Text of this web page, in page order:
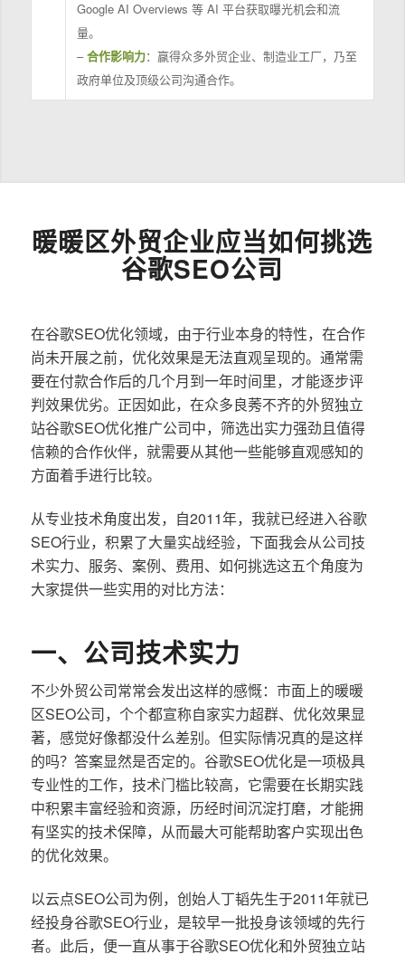
Google AI Overviews 等 AI 平台获取曝光机会和流
量。
–合作影响力：赢得众多外贸企业、制造业工厂，乃至
政府单位及顶级公司沟通合作。
暖暖区外贸企业应当如何挑选
谷歌SEO公司
在谷歌SEO优化领域，由于行业本身的特性，在合作
尚未开展之前，优化效果是无法直观呈现的。通常需
要在付款合作后的几个月到一年时间里，才能逐步评
判效果优劣。正因如此，在众多良莠不齐的外贸独立
站谷歌SEO优化推广公司中，筛选出实力强劲且值得
信赖的合作伙伴，就需要从其他一些能够直观感知的
方面着手进行比较。
从专业技术角度出发，自2011年，我就已经进入谷歌
SEO行业，积累了大量实战经验，下面我会从公司技
术实力、服务、案例、费用、如何挑选这五个角度为
大家提供一些实用的对比方法：
一、公司技术实力
不少外贸公司常常会发出这样的感慨：市面上的暖暖
区SEO公司，个个都宣称自家实力超群、优化效果显
著，感觉好像都没什么差别。但实际情况真的是这样
的吗？答案显然是否定的。谷歌SEO优化是一项极具
专业性的工作，技术门槛比较高，它需要在长期实践
中积累丰富经验和资源，历经时间沉淀打磨，才能拥
有坚实的技术保障，从而最大可能帮助客户实现出色
的优化效果。
以云点SEO公司为例，创始人丁韬先生于2011年就已
经投身谷歌SEO行业，是较早一批投身该领域的先行
者。此后，便一直从事于谷歌SEO优化和外贸独立站